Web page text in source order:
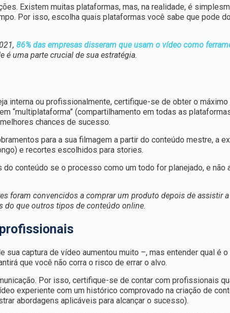
Existem muitas plataformas, mas, na realidade, é
Por isso, escolha quais plataformas você sabe que pode
86% das empresas disseram que usam o vídeo como
é uma parte crucial de sua estratégia.
interna ou profissionalmente, certifique-se de obter o máximo
“multiplataforma” (compartilhamento em todas as
chances de sucesso.
para a sua filmagem a partir do conteúdo mestre, a
e recortes escolhidos para stories.
conteúdo se o processo como um todo for planejado, e não
foram convencidos a comprar um produto depois de assistir
do que outros tipos de conteúdo online.
captura de vídeo aumentou muito –, mas entender qual é o
que você não corra o risco de errar o alvo.
Por isso, certifique-se de contar com profissionais
experiente com um histórico comprovado na criação de
abordagens aplicáveis para alcançar o sucesso).